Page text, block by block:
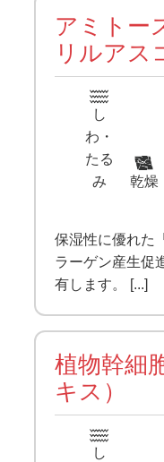
アミトー
リルアス
し
わ・
たる
み
乾燥
保湿性に優れた
ラーゲン産生促
有します。 [...]
植物幹細
キス）
し